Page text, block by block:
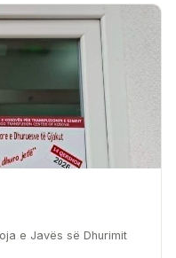
e Javës së Dhurimit